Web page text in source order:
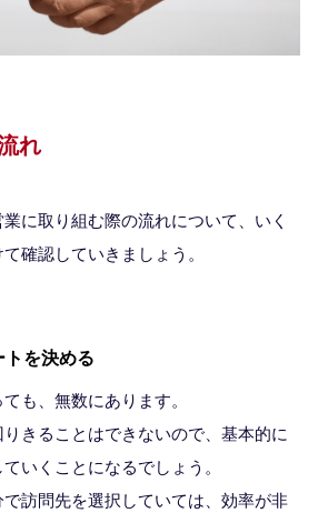
れ
に取り組む際の流れについて、いく
確認していきましょう。
を決める
も、無数にあります。
きることはできないので、基本的に
いくことになるでしょう。
訪問先を選択していては、効率が非